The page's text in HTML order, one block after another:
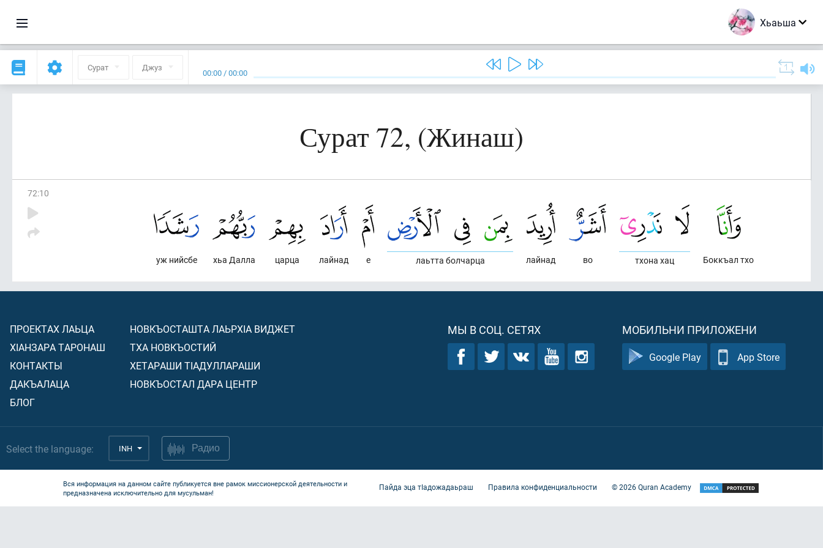
Хьаьша
Сурат Джуз 00:00 /00:00
Сурат 72, (Жинаш)
72:10
Боккъал тхо
тхона хац
во
лайнад
лаьтта болчарца
е
лайнад
царца
хьа Далла
уж нийсбе
ПРОЕКТАХ ЛАЬЦА
ХIАНЗАРА ТАРОНАШ
КОНТАКТЫ
ДАКЪАЛАЦА
БЛОГ
НОВКЪОСТАШТА ЛАЬРХIА ВИДЖЕТ
ТХА НОВКЪОСТИЙ
ХЕТАРАШИ ТIАДУЛЛАРАШИ
НОВКЪОСТАЛ ДАРА ЦЕНТР
МЫ В СОЦ. СЕТЯХ МОБИЛЬНИ ПРИЛОЖЕНИ
Google Play App Store
Select the language: INH Радио
Вся информация на данном сайте публикуется вне рамок миссионерской деятельности и
предназначена исключительно для мусульман!
Пайда эца тIадожадаьраш Правила конфиденциальности ©2026Quran Academy